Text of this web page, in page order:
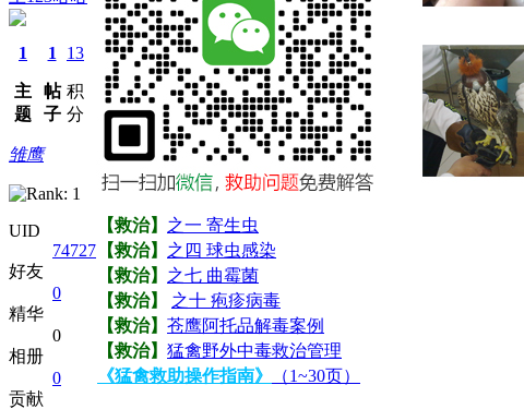
1
主
题
1
帖
子
13
积
分
雏鹰
UID
74727
好友
0
精华
0
相册
0
贡献
【救治】 之一 寄生虫
【救治】 之四 球虫感染
【救治】 之七 曲霉菌
【救治】 之十 疱疹病毒
【救治】 苍鹰阿托品解毒案例
【救治】 猛禽野外中毒救治管理
《猛禽救助操作指南》
（1~30页）